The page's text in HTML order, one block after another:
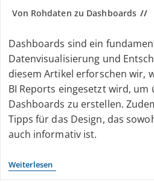
Von Rohdaten zu Dashboards
Dashboards sind ein
Datenvisualisierung und
diesem Artikel erforschen wir,
BI Reports eingesetzt wird, um
Dashboards zu erstellen.
Tipps für das Design, das
auch informativ ist.
Weiterlesen